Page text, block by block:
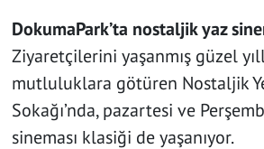
DokumaPark’ta nostaljik yaz
Ziyaretçilerini yaşanmış güzel
mutluluklara götüren Nostaljik
Sokağı’nda, pazartesi ve
sineması klasiği de yaşanıyor.